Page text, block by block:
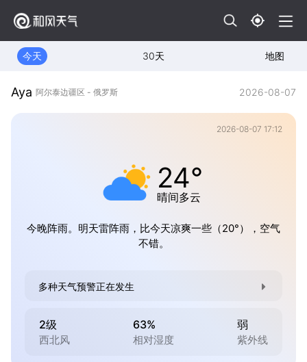
今天 30天 地图
Aya 阿尔泰边疆区 - 俄罗斯 2026-08-07
2026-08-07 17:12
24°
晴间多云
今晚阵雨。明天雷阵雨，比今天凉爽一些（20°），空气
不错。
多种天气预警正在发生
2级
西北风
63%
相对湿度
弱
紫外线